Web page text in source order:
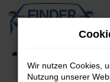
Zum
Hauptinhalt
Wir nutzen Cookies,
Nutzung unserer